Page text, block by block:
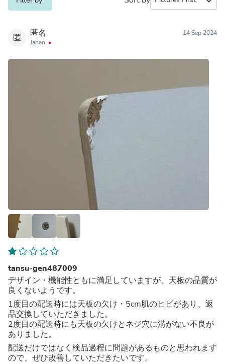
匿 匿名
Japan
14 Sep 2024
tansu-gen487009
デザイン・機能性ともに満足していますが、天板の品質が
良くないようです。
1度目の配送時には天板の欠け・5cm肌のヒビがあり、返
品交換していただきました。
2度目の配送時にも天板の欠けとネジ穴に溝がない不良が
ありました。
配送だけではなく検品過程に問題があるものと思われます
ので、ぜひ改善していただきたいです。